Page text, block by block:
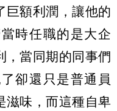
巨額利潤，讓他的
時任職的是大企
，當同期的同事們
卻還只是普通員
滋味，而這種自卑